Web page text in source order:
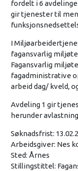
fordelt i 6
gir tjenester til
I
fagansvarlig
Fagansvarlig
fagadministrative
arbeid dag/ kveld,
Avdeling 1 gir
herunder
Søknadsfrist:
Arbeidsgiver: Nes
Sted: Årnes
Stillingstittel: